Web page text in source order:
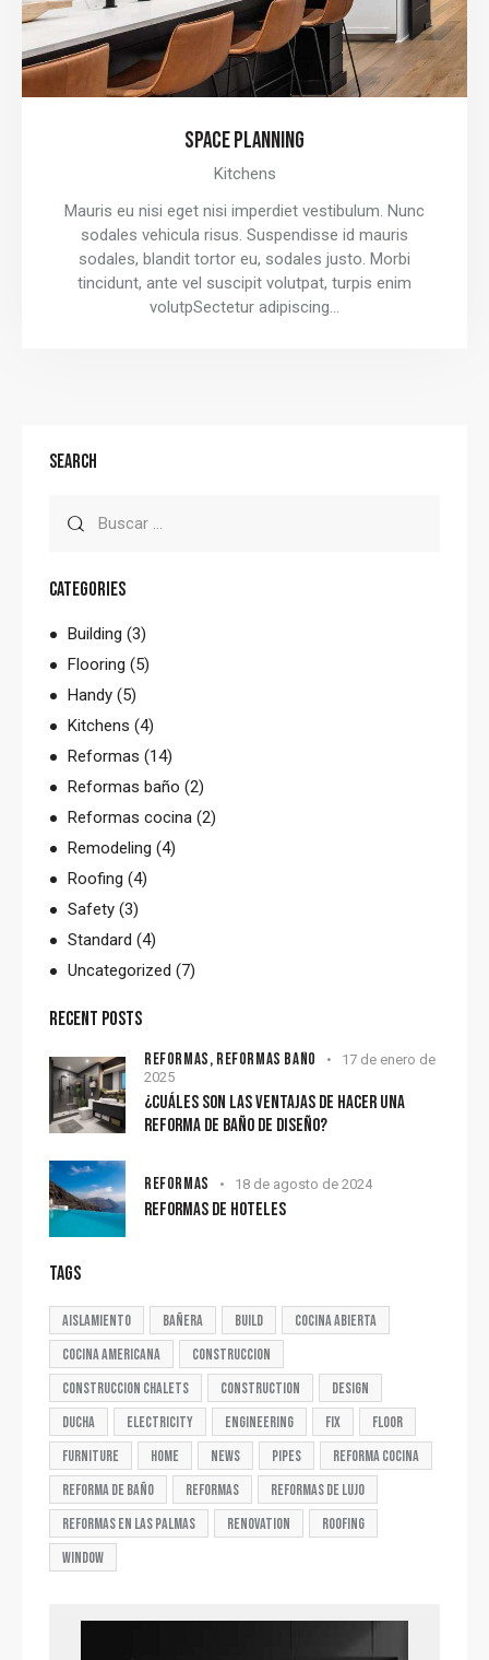
SPACE PLANNING
Kitchens
Mauris eu nisi eget nisi imperdiet vestibulum. Nunc
sodales vehicula risus. Suspendisse id mauris
sodales, blandit tortor eu, sodales justo. Morbi
tincidunt, ante vel suscipit volutpat, turpis enim
volutpSectetur adipiscing…
SEARCH
CATEGORIES
Building (3)
Flooring (5)
Handy (5)
Kitchens (4)
Reformas (14)
Reformas baño (2)
Reformas cocina (2)
Remodeling (4)
Roofing (4)
Safety (3)
Standard (4)
Uncategorized (7)
RECENT POSTS
REFORMAS, REFORMAS BAÑO
17 de enero de
2025
¿CUÁLES SON LAS VENTAJAS DE HACER UNA
REFORMA DE BAÑO DE DISEÑO?
REFORMAS 18 de agosto de 2024
REFORMAS DE HOTELES
TAGS
aislamiento bañera build
cocina abierta
cocina americana
construccion
construccion chalets
construction
design
ducha
electricity engineering fix
floor
furniture
home news pipes
reforma cocina
reforma de baño
reformas
reformas de lujo
reformas en las palmas
renovation
roofing
window